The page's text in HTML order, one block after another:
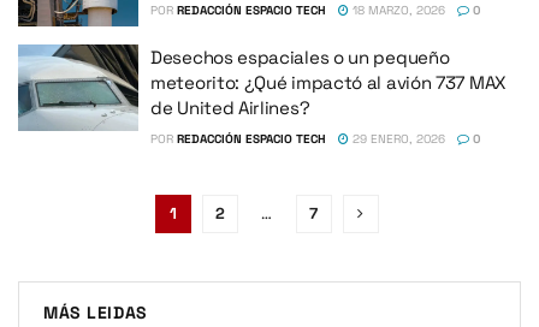
POR REDACCIÓN ESPACIO TECH 18 MARZO, 2026 0
Desechos espaciales o un pequeño
meteorito: ¿Qué impactó al avión 737 MAX
de United Airlines?
POR REDACCIÓN ESPACIO TECH 29 ENERO, 2026 0
1 2 … 7
MÁS LEIDAS